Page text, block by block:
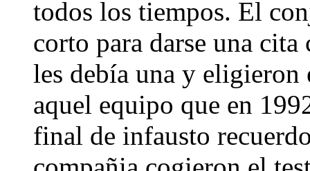
todos los tiempos. El
corto para darse una
les debía una y eligieron
aquel equipo que en
final de infausto